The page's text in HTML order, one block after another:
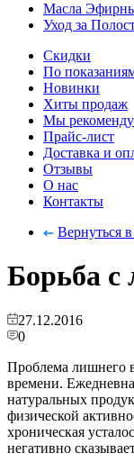
Масла
Уход за
Скидки
По
Новинки
Хиты продаж
Мы
Прайс-лист
Доставка и
Отзывы
О нас
Контакты
Вернуться
Борьба
27.12.2016
0
Проблема лишнего
времени.
натуральных
физической
хроническая
негативно